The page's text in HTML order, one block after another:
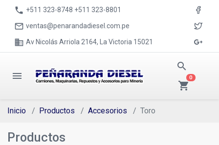
phone +511 323-8748 +511 323-8801
mail_outline ventas@penarandadiesel.com.pe
business Av Nicolás Arriola 2164, La Victoria 15021
menu
search
shopping_cart
0
Inicio Productos Accesorios Toro
Productos